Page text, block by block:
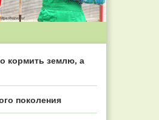
кормить землю, а
поколения